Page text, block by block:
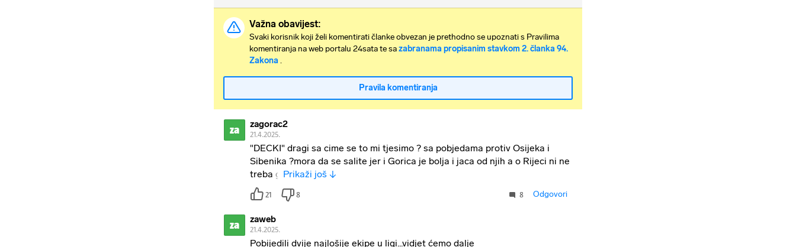
Važna obavijest:
Svaki korisnik koji želi komentirati članke obvezan je prethodno se upoznati s Pravilima
komentiranja na web portalu 24sata te sazabranama propisanim stavkom 2. članka 94.
Zakona .
Pravila komentiranja
za zagorac2
21.4.2025.
"DECKI" dragi sa cime se to mi tjesimo ? sa pobjedama protiv Osijeka i
Sibenika ?mora da se salite jer i Gorica je bolja i jaca od njih a o Rijeci ni ne
treba g Prikaži još ↓
21 8 8 Odgovori
za zaweb
21.4.2025.
Pobijedili dvije najlošije ekipe u ligi...vidjet ćemo dalje